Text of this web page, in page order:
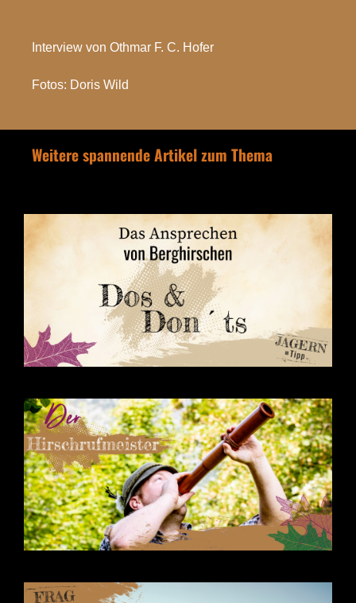
Interview von Othmar F. C. Hofer
Fotos: Doris Wild
Weitere spannende Artikel zum Thema